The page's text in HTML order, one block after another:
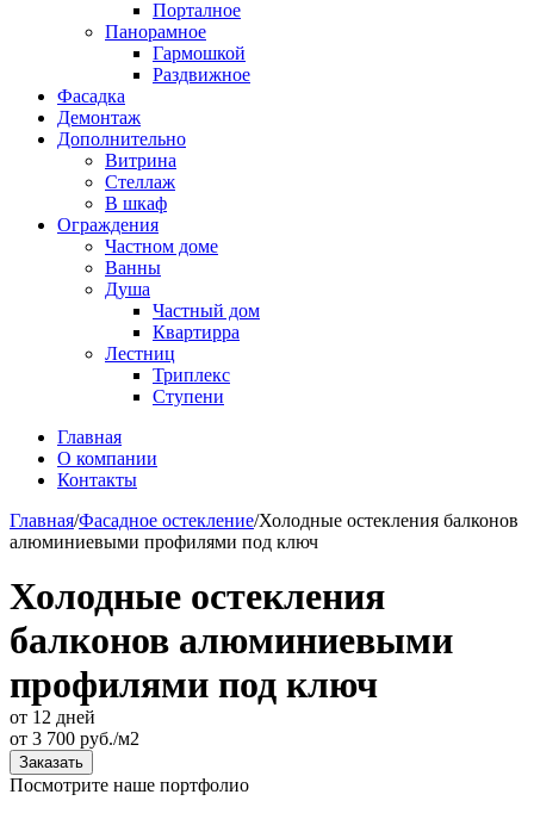
Порталное
Панорамное
Гармошкой
Раздвижное
Фасадка
Демонтаж
Дополнительно
Витрина
Стеллаж
В шкаф
Ограждения
Частном доме
Ванны
Душа
Частный дом
Квартирра
Лестниц
Триплекс
Ступени
Главная
О компании
Контакты
Главная/Фасадное остекление/Холодные остекления балконов
алюминиевыми профилями под ключ
Холодные остекления
балконов алюминиевыми
профилями под ключ
от 12 дней
от 3 700 руб./м2
Заказать
Посмотрите наше портфолио